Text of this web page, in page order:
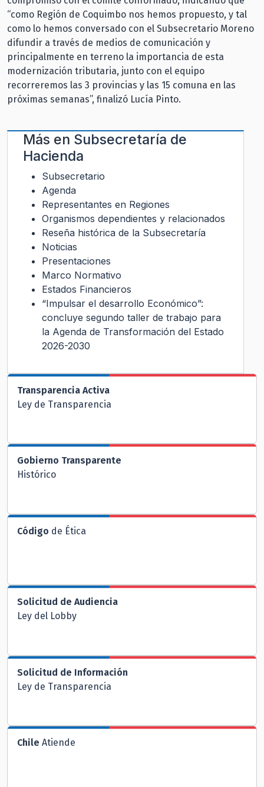
“como Región de Coquimbo nos hemos propuesto, y tal
como lo hemos conversado con el Subsecretario Moreno
difundir a través de medios de comunicación y
principalmente en terreno la importancia de esta
modernización tributaria, junto con el equipo
recorreremos las 3 provincias y las 15 comuna en las
próximas semanas”, finalizó Lucía Pinto.
Más en Subsecretaría de
Hacienda
Subsecretario
Agenda
Representantes en Regiones
Organismos dependientes y relacionados
Reseña histórica de la Subsecretaría
Noticias
Presentaciones
Marco Normativo
Estados Financieros
“Impulsar el desarrollo Económico”:
concluye segundo taller de trabajo para
la Agenda de Transformación del Estado
2026-2030
Transparencia Activa
Ley de Transparencia
Gobierno Transparente
Histórico
Código de Ética
Solicitud de Audiencia
Ley del Lobby
Solicitud de Información
Ley de Transparencia
Chile Atiende